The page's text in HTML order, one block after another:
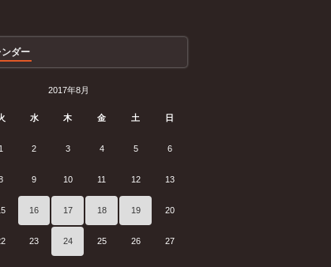
ダー
2017年8月
水 木 金 土 日
1 2 3 4 5 6
9 10 11 12 13
16 17 18 19 20
23 24 25 26 27